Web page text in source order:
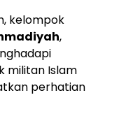
kelompok
,
militan Islam
perhatian